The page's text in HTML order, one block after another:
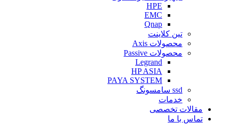
HPE
EMC
Qnap
تین کلاینت
محصولات Axis
محصولات Passive
Legrand
HP ASIA
PAYA SYSTEM
ssd سامسونگ
خدمات
مقالات تخصصی
تماس با ما